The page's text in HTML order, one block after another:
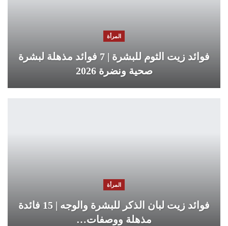
المرأة
فوائد زيت الثوم للبشرة | 7 فوائد مذهلة لبشرة
صحية ونضرة 2026
المرأة
فوائد زيت لبان الذكر للبشرة والوجه | 15 فائدة
مذهلة ووصفات…